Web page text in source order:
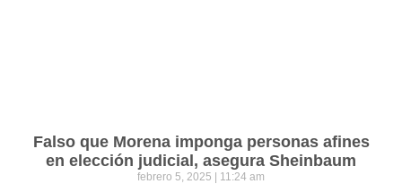
Falso que Morena imponga personas afines
en elección judicial, asegura Sheinbaum
febrero 5, 2025 11:24 am